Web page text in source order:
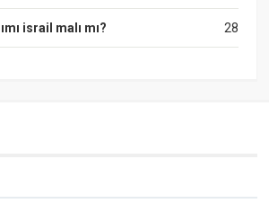
28
israil malı mı?